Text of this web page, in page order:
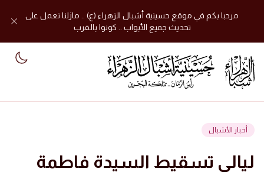
مرحبا بكم في موقع حسينية أشبال الزهراء (ع) .. مازلنا نعمل على
تحديث جميع الأبواب .. كونوا بالقرب
أخبار الأشبال
ليالي تسقيط السيدة فاطمة